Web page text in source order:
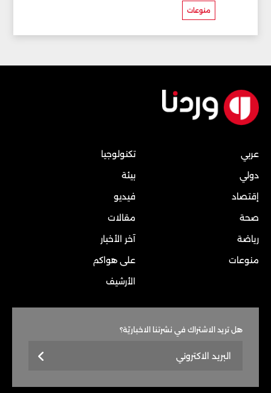
منوعات
عربي
دولي
إقتصاد
صحة
رياضة
منوعات
تكنولوجيا
بيئة
فيديو
مقالات
آخر الأخبار
على هواكم
الأرشيف
هل تريد الاشتراك في نشرتنا الاخباريّة؟